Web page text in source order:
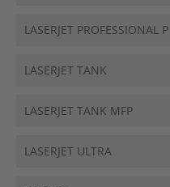
LASERJET PROFESSIONAL P
LASERJET TANK
LASERJET TANK MFP
LASERJET ULTRA